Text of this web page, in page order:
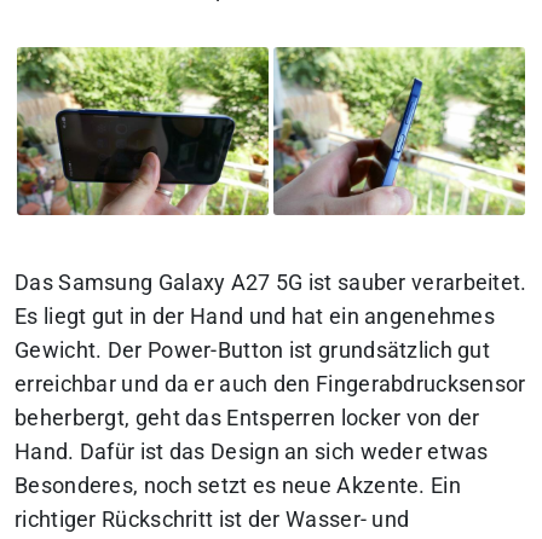
Das Samsung Galaxy A27 5G ist sauber verarbeitet.
Es liegt gut in der Hand und hat ein angenehmes
Gewicht. Der Power-Button ist grundsätzlich gut
erreichbar und da er auch den Fingerabdrucksensor
beherbergt, geht das Entsperren locker von der
Hand. Dafür ist das Design an sich weder etwas
Besonderes, noch setzt es neue Akzente. Ein
richtiger Rückschritt ist der Wasser- und